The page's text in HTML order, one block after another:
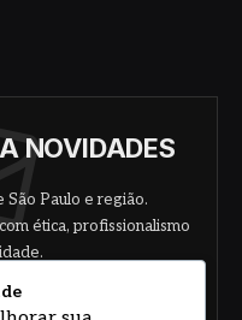
NOVIDADES
São Paulo e região.
ética, profissionalismo